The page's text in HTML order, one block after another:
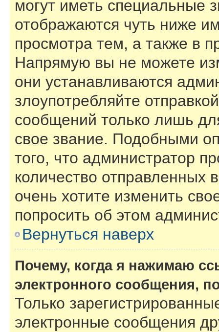
могут иметь специальные
отображаются чуть ниже
просмотра тем, а также в
Напрямую вы не можете
они устанавливаются
злоупотребляйте
сообщений только лишь
свое звание. Подобными
того, что администратор
количество
очень хотите изменить
попросить об этом
Вернуться наверх
Почему, когда я нажимаю
электронного сообщения,
Только
электронные сообщения